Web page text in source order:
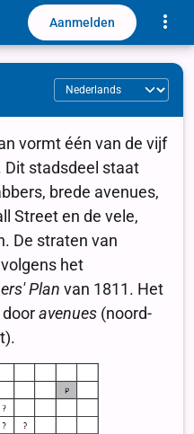
Aanmelden